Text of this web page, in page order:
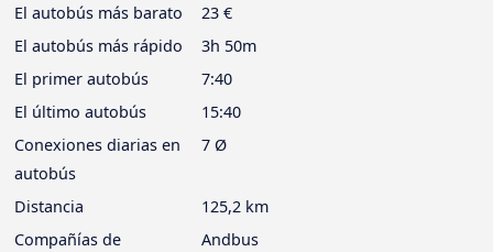
El autobús más barato
23 €
El autobús más rápido
3h 50m
El primer autobús
7:40
El último autobús
15:40
Conexiones diarias en
autobús
7 Ø
Distancia
125,2 km
Compañías de
Andbus